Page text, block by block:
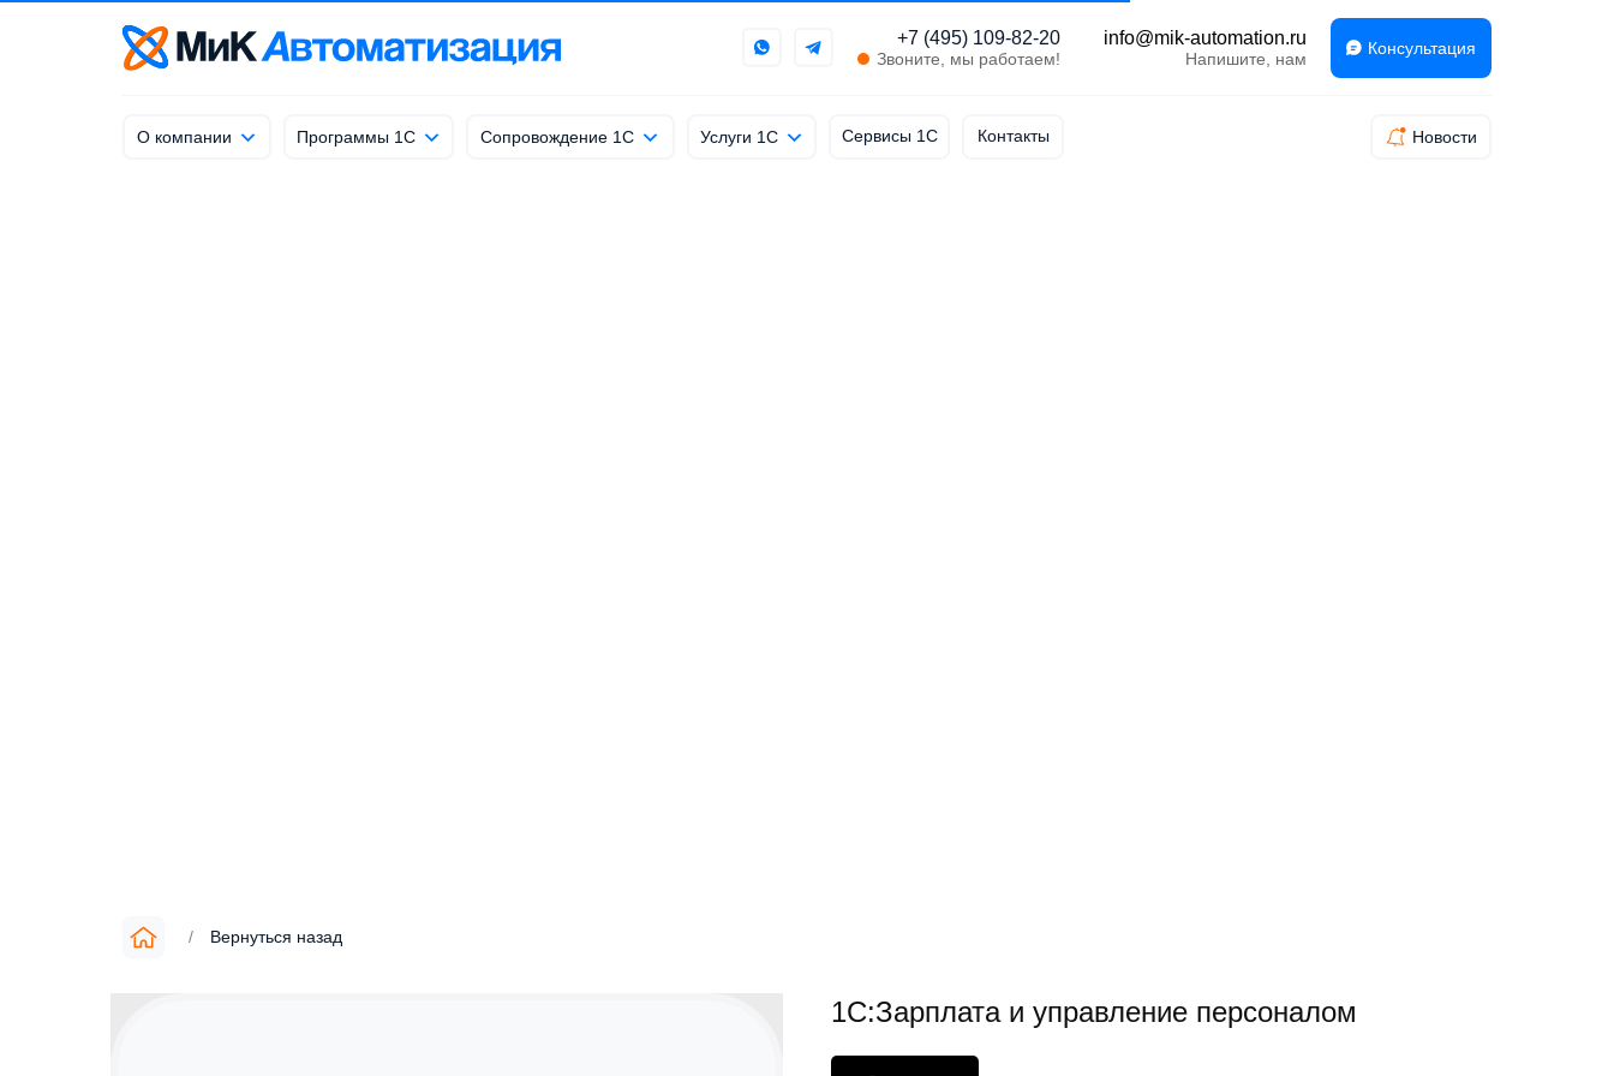
Консультация
+7 (495) 109-82-20
Звоните, мы работаем!
info@mik-automation.ru
Напишите, нам
О компании Программы 1С Сопровождение 1С Услуги 1С Сервисы 1С Контакты Новости
info@mik-automation.ru
Напишите, нам
/ Вернуться назад
1С:Зарплата и управление персоналом